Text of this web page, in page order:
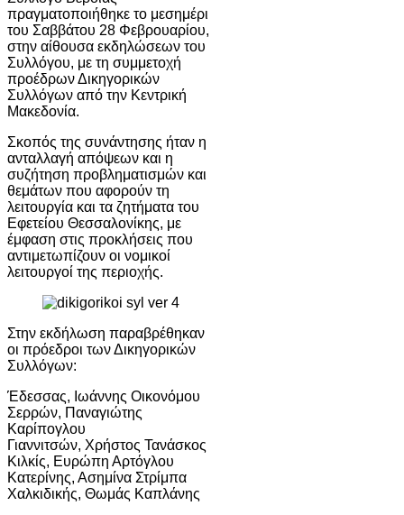
πραγματοποιήθηκε το μεσημέρι
του Σαββάτου 28 Φεβρουαρίου,
στην αίθουσα εκδηλώσεων του
Συλλόγου, με τη συμμετοχή
προέδρων Δικηγορικών
Συλλόγων από την Κεντρική
Μακεδονία.
Σκοπός της συνάντησης ήταν η
ανταλλαγή απόψεων και η
συζήτηση προβληματισμών και
θεμάτων που αφορούν τη
λειτουργία και τα ζητήματα του
Εφετείου Θεσσαλονίκης, με
έμφαση στις προκλήσεις που
αντιμετωπίζουν οι νομικοί
λειτουργοί της περιοχής.
Στην εκδήλωση παραβρέθηκαν
οι πρόεδροι των Δικηγορικών
Συλλόγων:
Έδεσσας, Ιωάννης Οικονόμου
Σερρών, Παναγιώτης
Καρίπογλου
Γιαννιτσών, Χρήστος Τανάσκος
Κιλκίς, Ευρώπη Αρτόγλου
Κατερίνης, Ασημίνα Στρίμπα
Χαλκιδικής, Θωμάς Καπλάνης